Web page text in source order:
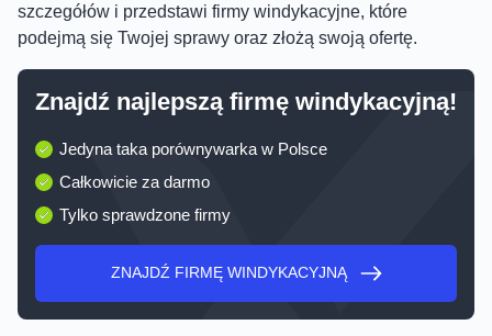
szczegółów i przedstawi firmy windykacyjne, które
podejmą się Twojej sprawy oraz złożą swoją ofertę.
Znajdź najlepszą firmę windykacyjną!
Jedyna taka porównywarka w Polsce
Całkowicie za darmo
Tylko sprawdzone firmy
ZNAJDŹ FIRMĘ WINDYKACYJNĄ